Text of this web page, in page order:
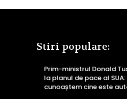
Stiri populare:
Prim-ministrul Donald
la planul de pace al SUA:
cunoaștem cine este